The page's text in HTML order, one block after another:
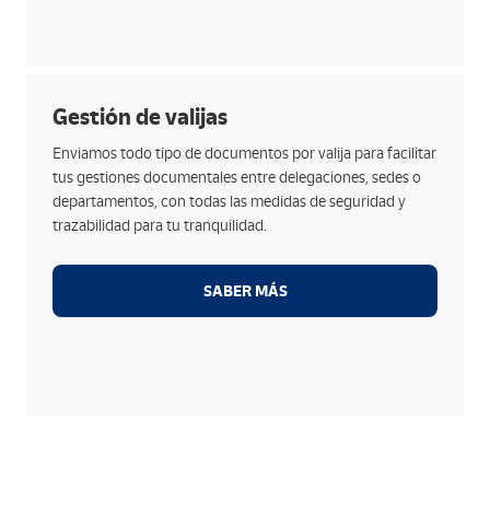
Gestión de valijas
Enviamos todo tipo de documentos por valija para facilitar
tus gestiones documentales entre delegaciones, sedes o
departamentos, con todas las medidas de seguridad y
trazabilidad para tu tranquilidad.
SABER MÁS
Clasificamos por ti los documentos a enviar para
agruparlos y ordenarlos de manera adecuada
facilitando su gestión y envío.
Depósito en los contenedores destinados a la
destrucción confidencial de documentos en
cumplimiento de la legislación vigente.
Contamos con los mejores sistemas y protocolos de
seguridad para garantizar la protección y resguardo